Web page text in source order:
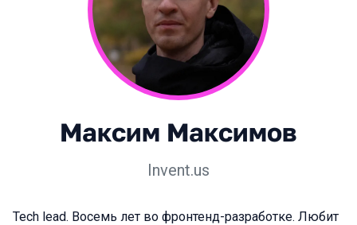
Максим Максимов
Invent.us
Tech lead. Восемь лет во фронтенд-разработке. Любит